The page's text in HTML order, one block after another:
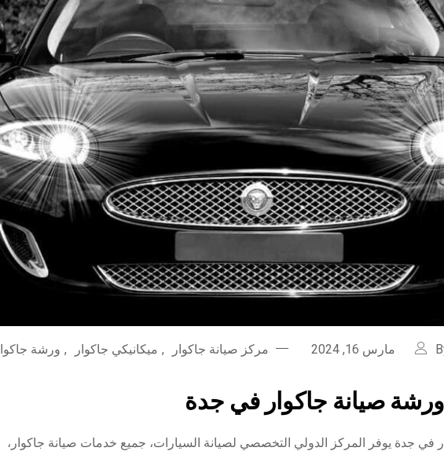
مارس 16, 2024 مركز صيانة جاكوار , ميكانيكي جاكوار , ورشة جاكوا
صيانة جاكوار في جدة
في جدة يوفر المركز الدولي التخصصي لصيانة السيارات، جميع خدمات صيانة جاكوار،